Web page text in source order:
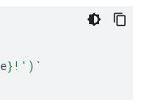
} !')`